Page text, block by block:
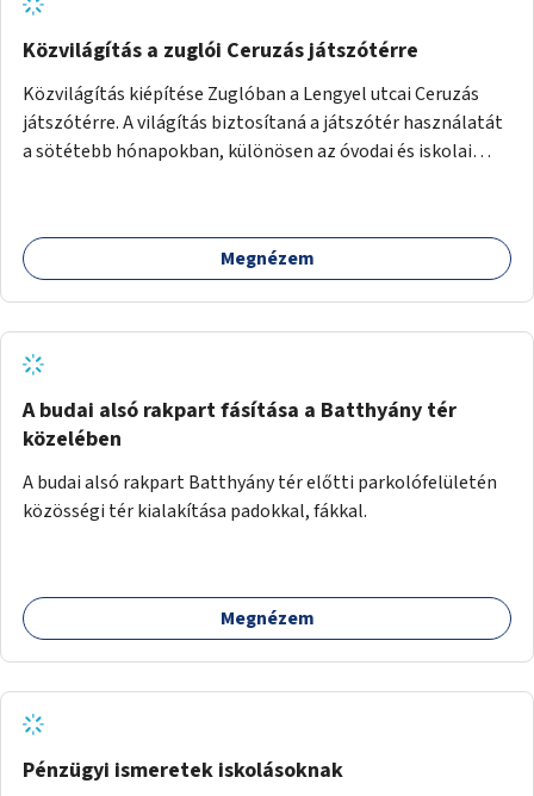
Közvilágítás a zuglói Ceruzás játszótérre
Közvilágítás kiépítése Zuglóban a Lengyel utcai Ceruzás
játszótérre. A világítás biztosítaná a játszótér használatát
a sötétebb hónapokban, különösen az óvodai és iskolai
Megnézem
A budai alsó rakpart fásítása a Batthyány tér
közelében
A budai alsó rakpart Batthyány tér előtti parkolófelületén
közösségi tér kialakítása padokkal, fákkal.
Megnézem
Pénzügyi ismeretek iskolásoknak